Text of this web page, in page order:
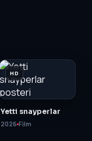
HD
Yetti snayperlar
2026 Film